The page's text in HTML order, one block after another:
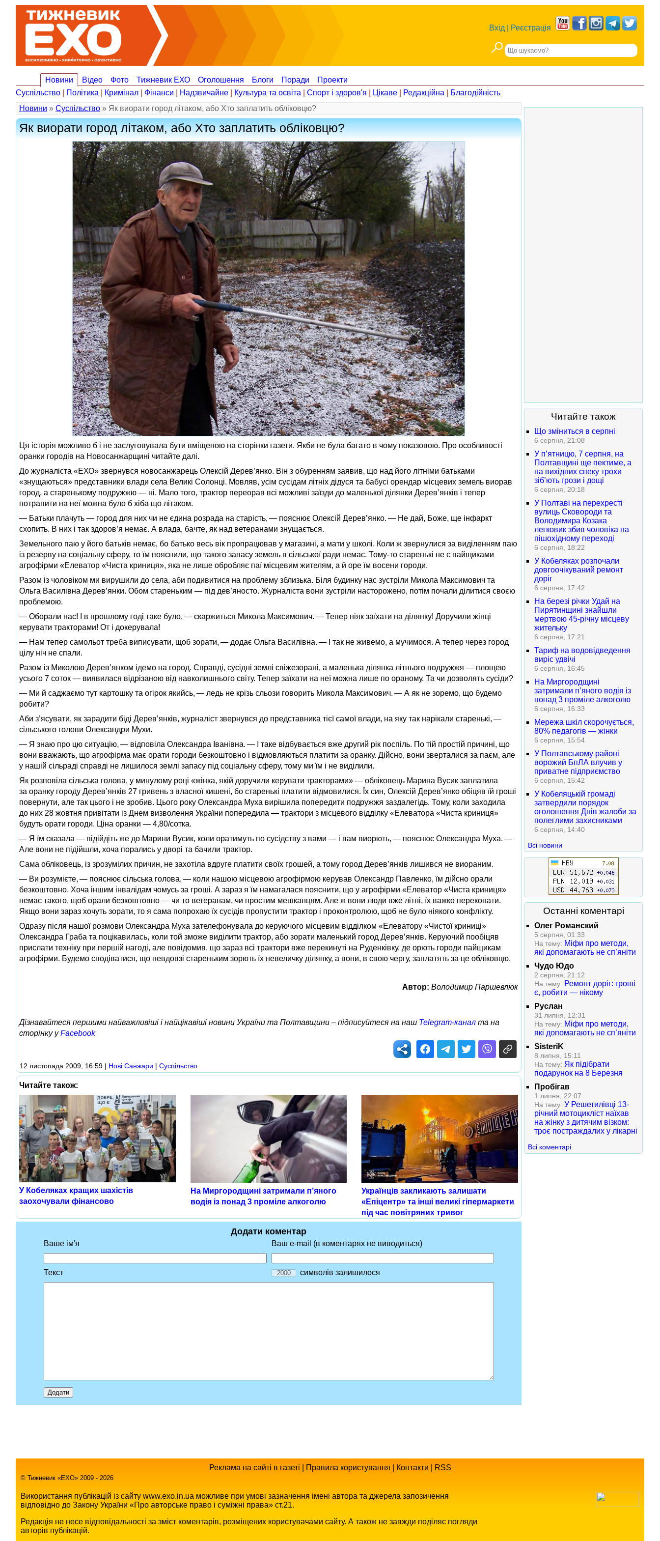
Вхід Реєстрація
Новини Відео Фото Тижневик ЕХО Оголошення Блоги Поради
Проекти
Суспільство
Політика Кримінал Фінанси Надзвичайне Культура та освіта Спорт і здоров'я Цікаве Редакційна
Благодійність
Новини » Суспільство » Як виорати город літаком, або Хто заплатить обліковцю?
Як виорати город літаком, або Хто заплатить обліковцю?
Ця історія можливо б і не заслуговувала бути вміщеною на сторінки газети. Якби не була багато в чому показовою. Про особливості
оранки городів на Новосанжарщині читайте далі.
До журналіста «ЕХО» звернувся новосанжарець Олексій Дерев’янко. Він з обуренням заявив, що над його літніми батьками
«знущаються» представники влади села Великі Солонці. Мовляв, усім сусідам літніх дідуся та бабусі орендар місцевих земель виорав
город, а старенькому подружжю — ні. Мало того, трактор переорав всі можливі заїзди до маленької ділянки Дерев’янків і тепер
потрапити на неї можна було б хіба що літаком.
— Батьки плачуть — город для них чи не єдина розрада на старість, — пояснює Олексій Дерев’янко. — Не дай, Боже, ще інфаркт
схопить. В них і так здоров’я немає. А влада, бачте, як над ветеранами знущається.
Земельного паю у його батьків немає, бо батько весь вік пропрацював у магазині, а мати у школі. Коли ж звернулися за виділенням паю
із резерву на соціальну сферу, то їм пояснили, що такого запасу земель в сільської ради немає. Тому-то старенькі не є пайщиками
агрофірми «Елеватор «Чиста криниця», яка не лише обробляє паї місцевим жителям, а й оре їм восени городи.
Разом із чоловіком ми вирушили до села, аби подивитися на проблему зблизька. Біля будинку нас зустріли Микола Максимович та
Ольга Василівна Дерев’янки. Обом стареньким — під дев’яносто. Журналіста вони зустріли насторожено, потім почали ділитися своєю
проблемою.
— Оборали нас! І в прошлому годі таке було, — скаржиться Микола Максимович. — Тепер ніяк заїхати на ділянку! Доручили жінці
керувати тракторами! От і докерувала!
— Нам тепер самольот треба виписувати, щоб зорати, — додає Ольга Василівна. — І так не живемо, а мучимося. А тепер через город
цілу ніч не спали.
Разом із Миколою Дере­в’янком ідемо на город. Справді, сусідні землі свіжезорані, а маленька ділянка літнього подружжя — площею
усього 7 соток — виявилася відрізаною від навколишнього світу. Тепер заїхати на неї можна лише по ораному. Та чи дозволять сусіди?
— Ми й саджаємо тут картошку та огірок якийсь, — ледь не крізь сльози говорить Микола Максимович. — А як не зоремо, що будемо
робити?
Аби з’ясувати, як зарадити біді Дерев’янків, журналіст звернувся до представника тієї самої влади, на яку так нарікали старенькі, —
сільського голови Олександри Мухи.
— Я знаю про цю ситуацію, — відповіла Олександра Іванівна. — І таке відбувається вже другий рік поспіль. По тій простій причині, що
вони вважають, що агрофірма має орати городи безкоштовно і відмовляються платити за оранку. Дійсно, вони зверталися за паєм, але
у нашій сільраді справді не лишилося землі запасу під соціальну сферу, тому ми їм і не виділили.
Як розповіла сільська голова, у минулому році «жінка, якій доручили керувати тракторами» — обліковець Марина Вусик заплатила
за оранку городу Дерев’янків 27 гривень з власної кишені, бо старенькі платити відмовилися. Їх син, Олексій Дерев’янко обіцяв їй гроші
повернути, але так цього і не зробив. Цього року Олександра Муха вирішила попередити подружжя заздалегідь. Тому, коли заходила
до них 28 жовтня привітати із Днем визволення України попередила — трактори з місцевого відділку «Елеватора «Чиста криниця»
будуть орати городи. Ціна оранки — 4,80/сотка.
— Я їм сказала — підійдіть же до Марини Вусик, коли оратимуть по сусідству з вами — і вам виорють, — пояснює Олександра Муха. —
Але вони не підійшли, хоча порались у дворі та бачили трактор.
Сама обліковець, із зрозумілих причин, не захотіла вдруге платити своїх грошей, а тому город Дерев’янків лишився не виораним.
— Ви розумієте, — пояснює сільська голова, — коли нашою місцевою агрофірмою керував Олександр Павленко, їм дійсно орали
безкоштовно. Хоча іншим інвалідам чомусь за гроші. А зараз я їм намагалася пояснити, що у агрофірми «Елеватор «Чиста криниця»
немає такого, щоб орали безкоштовно — чи то ветеранам, чи простим мешканцям. Але ж вони люди вже літні, їх важко переконати.
Якщо вони зараз хочуть зорати, то я сама попрохаю їх сусідів пропустити трактор і проконтролюю, щоб не було ніякого конфлікту.
Одразу після нашої розмови Олександра Муха зателефонувала до керуючого місцевим відділком «Елеватору «Чистої криниці»
Олександра Граба та поцікавилась, коли той зможе виділити трактор, або зорати маленький город Дерев’янків. Керуючий пообіцяв
прислати техніку при першій нагоді, але повідомив, що зараз всі трактори вже перекинуті на Руденківку, де орють городи пайщикам
агрофірми. Будемо сподіватися, що невдовзі стареньким зорють їх невеличку ділянку, а вони, в свою чергу, заплатять за це обліковцю.
Автор: Володимир Паршевлюк
Дізнавайтеся першими найважливіші і найцікавіші новини України та Полтавщини – підписуйтеся на наш Telegram-канал та на
сторінку уFacebook
12 листопада 2009, 16:59 | Нові Cанжари | Суспільство
Читайте також:
У Кобеляках кращих шахістів
заохочували фінансово
На Миргородщині затримали п’яного
водія із понад 3 проміле алкоголю
Українців закликають залишати
«Епіцентр» та інші великі гіпермаркети
під час повітряних тривог
Додати коментар
Ваше ім'я Ваш e-mail (в коментарях не виводиться)
Текст символів залишилося
Читайте також
Що зміниться в серпні
6 серпня, 21:08
У п’ятницю, 7 серпня, на
Полтавщині ще пектиме, а
на вихідних спеку трохи
зіб’ють грози і дощі
6 серпня, 20:18
У Полтаві на перехресті
вулиць Сковороди та
Володимира Козака
легковик збив чоловіка на
пішохідному переході
6 серпня, 18:22
У Кобеляках розпочали
довгоочікуваний ремонт
доріг
6 серпня, 17:42
На березі річки Удай на
Пирятинщині знайшли
мертвою 45-річну місцеву
жительку
6 серпня, 17:21
Тариф на водовідведення
виріс удвічі
6 серпня, 16:45
На Миргородщині
затримали п’яного водія із
понад 3 проміле алкоголю
6 серпня, 16:33
Мережа шкіл скорочується,
80% педагогів — жінки
6 серпня, 15:54
У Полтавському районі
ворожий БпЛА влучив у
приватне підприємство
6 серпня, 15:42
У Кобеляцькій громаді
затвердили порядок
оголошення Днів жалоби за
полеглими захисниками
6 серпня, 14:40
Всі новини
Останні коментарі
Олег Романский
5 серпня, 01:33
На тему: Міфи про методи,
які допомагають не сп’яніти
Чудо Юдо
2 серпня, 21:12
На тему: Ремонт доріг: гроші
є, робити — нікому
Руслан
31 липня, 12:31
На тему: Міфи про методи,
які допомагають не сп’яніти
SisteriK
8 липня, 15:11
На тему: Як підібрати
подарунок на 8 Березня
Пробігав
1 липня, 22:07
На тему: У Решетилівці 13-
річний мотоцикліст наїхав
на жінку з дитячим візком:
троє постраждалих у лікарні
Всі коментарі
Реклама на сайті в газеті Правила користування Контакти RSS
© Тижневик «EХO» 2009 - 2026
Використання публікацій із сайту www.exo.in.ua можливе при умові зазначення імені автора та джерела запозичення
відповідно до Закону України «Про авторське право і суміжні права» ст.21.
Редакція не несе відповідальності за зміст коментарів, розміщених користувачами сайту. А також не завжди поділяє погляди
авторів публікацій.